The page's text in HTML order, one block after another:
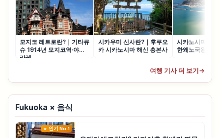
모지코 레트로란?｜기타큐
슈 1914년 모지코역·야키
카레
시카우미 신사란?｜후쿠오
카 시카노시마 해신 총본사
시카노시마란?
한왜노국왕 금
여행 기사 더 보기 →
Fukuoka × 음식
인기 No.1